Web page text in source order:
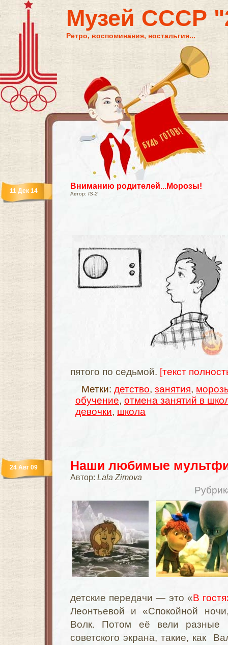
Музей СССР
Ретро, воспоминания, ностальгия...
Вниманию родителей...Морозы!
Автор: IS-2
11 Дек 14
пятого по седьмой. [текст
Метки: детство, занятия,
обучение, отмена занятий в
девочки, школа
Наши любимые
Автор: Lala Zimova
24 Авг 09
детские передачи — это «В
Леонтьевой и «Спокойной
Волк. Потом её вели разные
советского экрана, такие, как